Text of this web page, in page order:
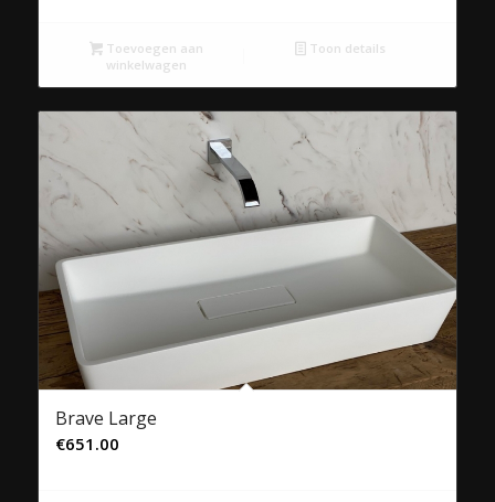
Toevoegen aan
winkelwagen
Toon details
Brave Large
€651.00